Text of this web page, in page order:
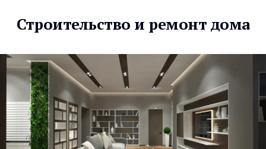
Строительство и ремонт дома